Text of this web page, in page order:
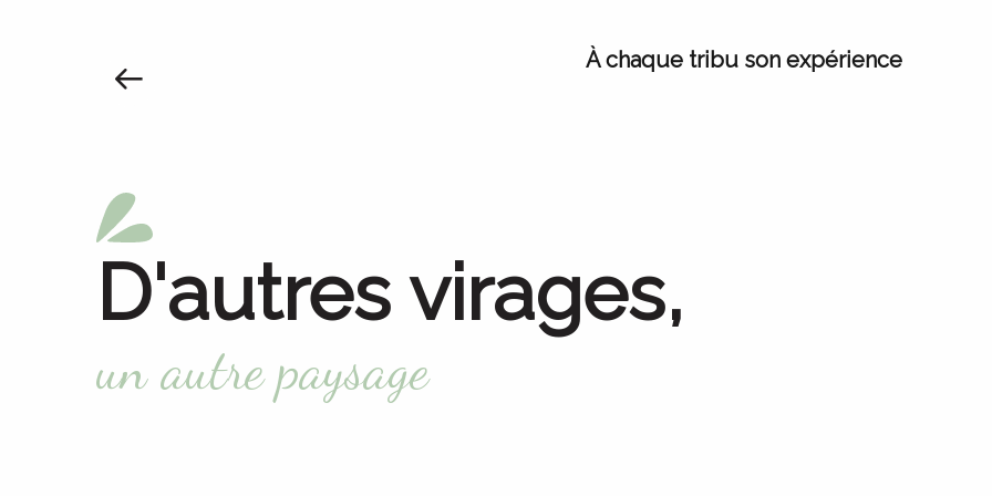
À chaque tribu son expérience
D'autres virages,
un autre paysage